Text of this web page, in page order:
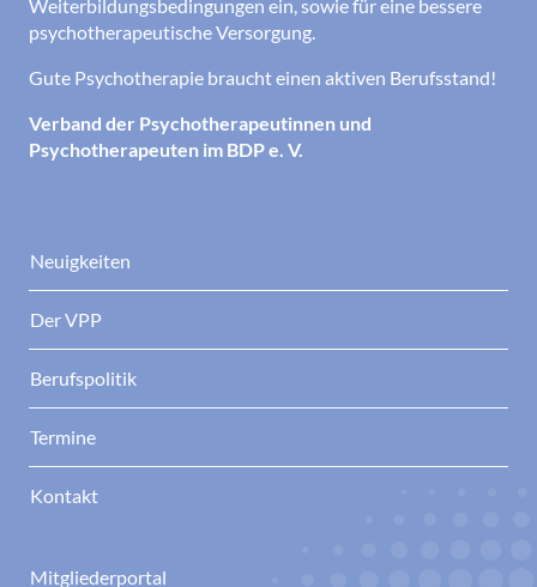
Weiterbildungsbedingungen ein, sowie für eine bessere
psychotherapeutische Versorgung.
Gute Psychotherapie braucht einen aktiven Berufsstand!
Verband der Psychotherapeutinnen und
Psychotherapeuten im BDP e. V.
Neuigkeiten
Der VPP
Berufspolitik
Termine
Kontakt
Mitgliederportal